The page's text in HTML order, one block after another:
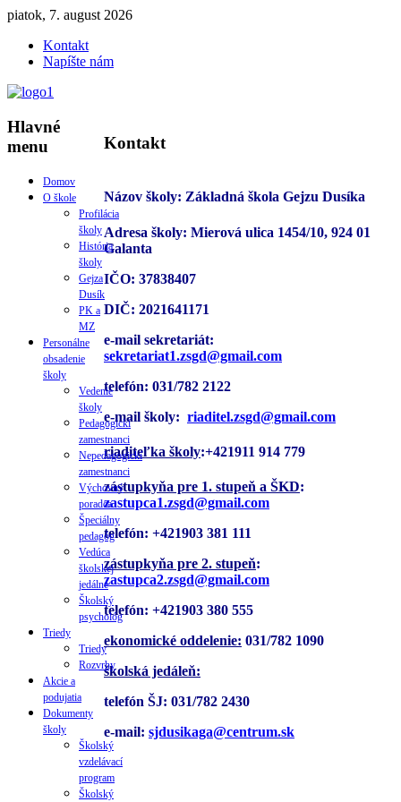
piatok, 7. august 2026
Kontakt
Napíšte nám
Kontakt
Názov školy: Základná škola Gejzu Dusíka
Adresa školy: Mierová ulica 1454/10, 924 01
Galanta
IČO: 37838407
DIČ: 2021641171
e-mail sekretariát:
sekretariat1.zsgd@gmail.com
telefón: 031/782 2122
e-mail školy: riaditel.zsgd@gmail.com
riaditeľka školy:+421911 914 779
zástupkyňa pre 1. stupeň a ŠKD:
zastupca1.zsgd@gmail.com
telefón: +421903 381 111
zástupkyňa pre 2. stupeň:
zastupca2.zsgd@gmail.com
telefón: +421903 380 555
ekonomické oddelenie: 031/782 1090
školská jedáleň:
telefón ŠJ: 031/782 2430
e-mail: sjdusikaga@centrum.sk
Hlavné
menu
Domov
O škole
Profilácia
školy
História
školy
Gejza
Dusík
PK a
MZ
Personálne
obsadenie
školy
Vedenie
školy
Pedagogickí
zamestnanci
Nepedagogickí
zamestnanci
Výchovný
poradca
Špeciálny
pedagóg
Vedúca
školskej
jedálne
Školský
psychológ
Triedy
Triedy
Rozvrhy
Akcie a
podujatia
Dokumenty
školy
Školský
vzdelávací
program
Školský